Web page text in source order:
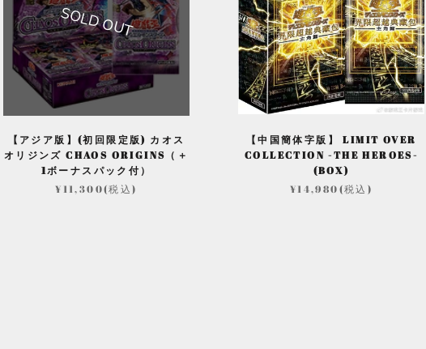
SOLD OUT
【アジア版】(初回限定版) カオス
オリジンズ CHAOS ORIGINS（＋
1ボーナスパック付）
¥11,300(税込)
【中国簡体字版】 LIMIT OVER
COLLECTION -THE HEROES-
(BOX)
¥14,980(税込)